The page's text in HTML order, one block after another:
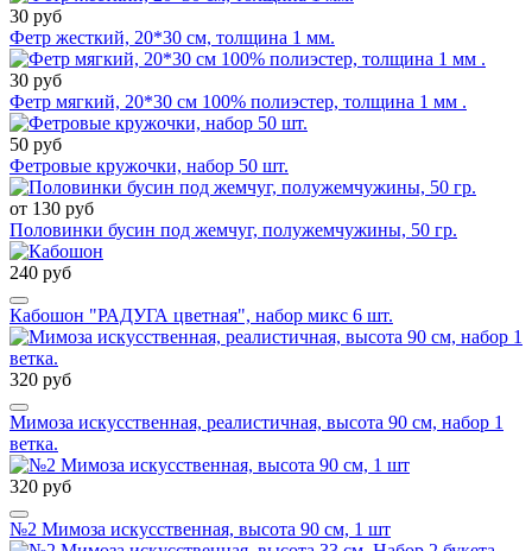
30 руб
Фетр жесткий, 20*30 см, толщина 1 мм.
30 руб
Фетр мягкий, 20*30 см 100% полиэстер, толщина 1 мм .
50 руб
Фетровые кружочки, набор 50 шт.
от 130 руб
Половинки бусин под жемчуг, полужемчужины, 50 гр.
240 руб
Кабошон "РАДУГА цветная", набор микс 6 шт.
320 руб
Мимоза искусственная, реалистичная, высота 90 см, набор 1
ветка.
320 руб
№2 Мимоза искусственная, высота 90 см, 1 шт